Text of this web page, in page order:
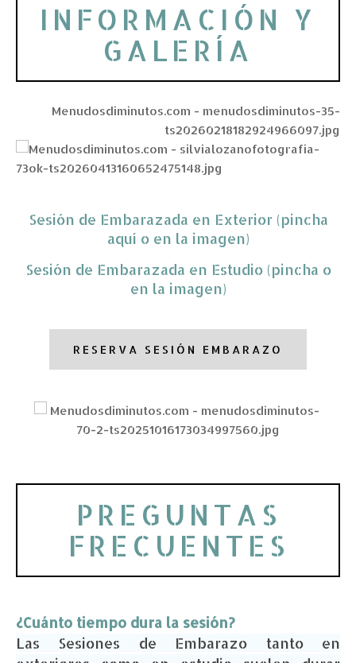
INFORMACIÓN Y
GALERÍA
Sesión de Embarazada en Exterior (pincha
aquí o en la imagen)
Sesión de Embarazada en Estudio (pincha o
en la imagen)
RESERVA SESIÓN EMBARAZO
PREGUNTAS
FRECUENTES
¿Cuánto tiempo dura la sesión?
Las Sesiones de Embarazo tanto en